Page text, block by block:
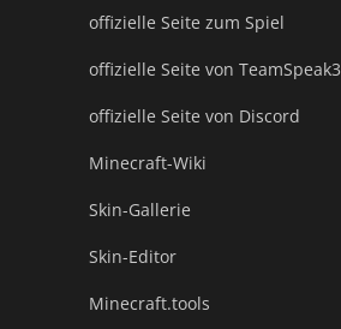
offizielle Seite zum Spiel
offizielle Seite von TeamSpeak3
offizielle Seite von Discord
Minecraft-Wiki
Skin-Gallerie
Skin-Editor
Minecraft.tools